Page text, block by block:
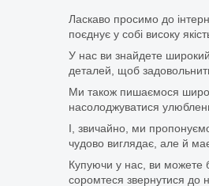
Ласкаво просимо до
поєднує у собі високу
У нас ви знайдете широкий
деталей, щоб
Ми також пишаємося
насолоджуватися
І, звичайно, ми
чудово виглядає, але й
Купуючи у нас, ви можете
соромтеся звернутися до